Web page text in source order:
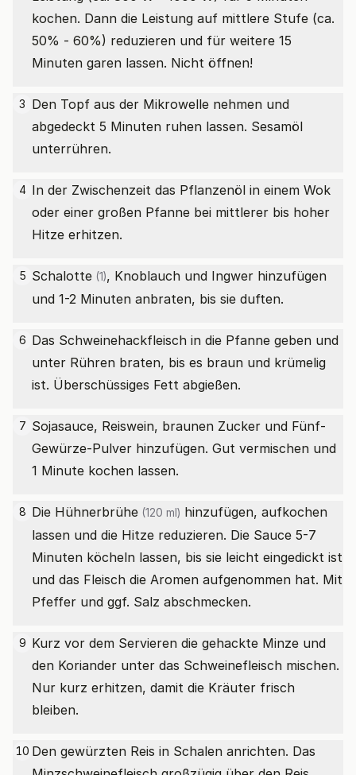
kochen. Dann die Leistung auf mittlere Stufe (ca.
50% - 60%) reduzieren und für weitere 15
Minuten garen lassen. Nicht öffnen!
3 Den Topf aus der Mikrowelle nehmen und
abgedeckt 5 Minuten ruhen lassen. Sesamöl
unterrühren.
4 In der Zwischenzeit das Pflanzenöl in einem Wok
oder einer großen Pfanne bei mittlerer bis hoher
Hitze erhitzen.
5 Schalotte (1), Knoblauch und Ingwer hinzufügen
und 1-2 Minuten anbraten, bis sie duften.
6 Das Schweinehackfleisch in die Pfanne geben und
unter Rühren braten, bis es braun und krümelig
ist. Überschüssiges Fett abgießen.
7 Sojasauce, Reiswein, braunen Zucker und Fünf-
Gewürze-Pulver hinzufügen. Gut vermischen und
1 Minute kochen lassen.
8 Die Hühnerbrühe (120 ml) hinzufügen, aufkochen
lassen und die Hitze reduzieren. Die Sauce 5-7
Minuten köcheln lassen, bis sie leicht eingedickt ist
und das Fleisch die Aromen aufgenommen hat. Mit
Pfeffer und ggf. Salz abschmecken.
9 Kurz vor dem Servieren die gehackte Minze und
den Koriander unter das Schweinefleisch mischen.
Nur kurz erhitzen, damit die Kräuter frisch
bleiben.
10 Den gewürzten Reis in Schalen anrichten. Das